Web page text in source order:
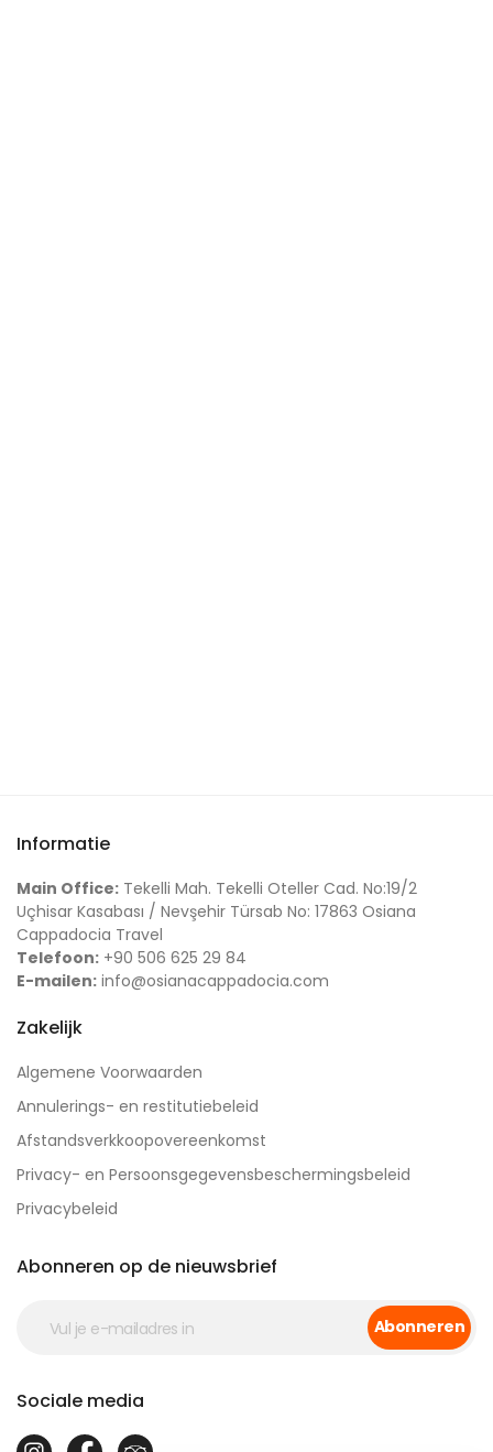
Informatie
Main Office: Tekelli Mah. Tekelli Oteller Cad. No:19/2
Uçhisar Kasabası / Nevşehir Türsab No: 17863 Osiana
Cappadocia Travel
Telefoon: +90 506 625 29 84
E-mailen: info@osianacappadocia.com
Zakelijk
Algemene Voorwaarden
Annulerings- en restitutiebeleid
Afstandsverkkoopovereenkomst
Privacy- en Persoonsgegevensbeschermingsbeleid
Privacybeleid
Abonneren op de nieuwsbrief
Abonneren
Sociale media